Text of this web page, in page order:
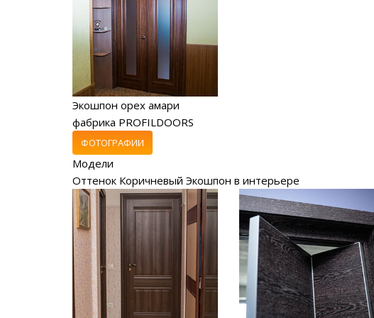
Экошпон орех амари
фабрика PROFILDOORS
ФОТОГРАФИИ
Модели
Оттенок Коричневый Экошпон в интерьере